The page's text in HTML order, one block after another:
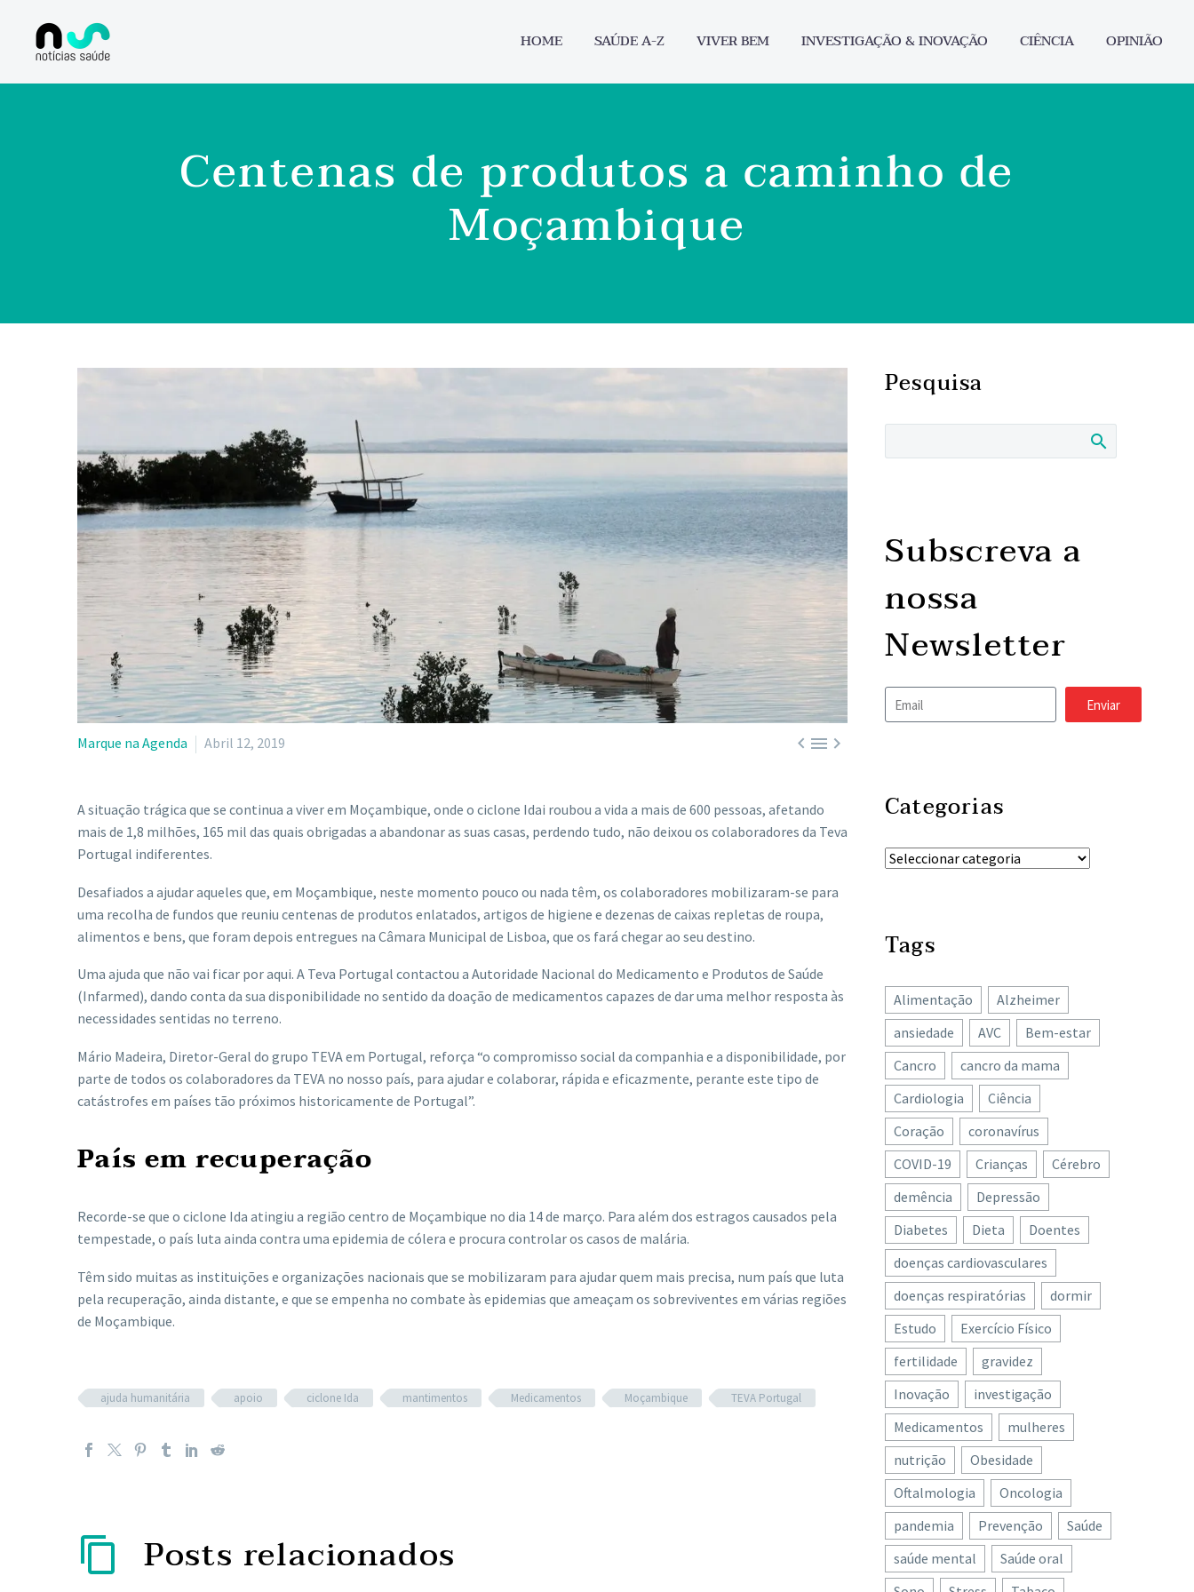
HOME SAÚDE A-Z VIVER BEM INVESTIGAÇÃO & INOVAÇÃO CIÊNCIA OPINIÃO
Centenas de produtos a caminho de
Moçambique

Marque na Agenda Abril 12, 2019
A situação trágica que se continua a viver em Moçambique, onde o ciclone Idai roubou a vida a mais de 600 pessoas, afetando
mais de 1,8 milhões, 165 mil das quais obrigadas a abandonar as suas casas, perdendo tudo, não deixou os colaboradores da Teva
Portugal indiferentes.
Desafiados a ajudar aqueles que, em Moçambique, neste momento pouco ou nada têm, os colaboradores mobilizaram-se para
uma recolha de fundos que reuniu centenas de produtos enlatados, artigos de higiene e dezenas de caixas repletas de roupa,
alimentos e bens, que foram depois entregues na Câmara Municipal de Lisboa, que os fará chegar ao seu destino.
Uma ajuda que não vai ficar por aqui. A Teva Portugal contactou a Autoridade Nacional do Medicamento e Produtos de Saúde
(Infarmed), dando conta da sua disponibilidade no sentido da doação de medicamentos capazes de dar uma melhor resposta às
necessidades sentidas no terreno.
Mário Madeira, Diretor-Geral do grupo TEVA em Portugal, reforça “o compromisso social da companhia e a disponibilidade, por
parte de todos os colaboradores da TEVA no nosso país, para ajudar e colaborar, rápida e eficazmente, perante este tipo de
catástrofes em países tão próximos historicamente de Portugal”.
País em recuperação
Recorde-se que o ciclone Ida atingiu a região centro de Moçambique no dia 14 de março. Para além dos estragos causados pela
tempestade, o país luta ainda contra uma epidemia de cólera e procura controlar os casos de malária.
Têm sido muitas as instituições e organizações nacionais que se mobilizaram para ajudar quem mais precisa, num país que luta
pela recuperação, ainda distante, e que se empenha no combate às epidemias que ameaçam os sobreviventes em várias regiões
de Moçambique.
ajuda humanitária apoio ciclone Ida mantimentos Medicamentos Moçambique TEVA Portugal
Posts relacionados
Pesquisa
Subscreva a
nossa
Newsletter
Enviar
Categorias
Tags
Alimentação
Alzheimer
ansiedade
AVC
Bem-estar
Cancro
cancro da mama
Cardiologia
Ciência
Coração
coronavírus
COVID-19
Crianças
Cérebro
demência
Depressão
Diabetes
Dieta
Doentes
doenças cardiovasculares
doenças respiratórias
dormir
Estudo
Exercício Físico
fertilidade
gravidez
Inovação
investigação
Medicamentos
mulheres
nutrição
Obesidade
Oftalmologia
Oncologia
pandemia
Prevenção
Saúde
saúde mental
Saúde oral